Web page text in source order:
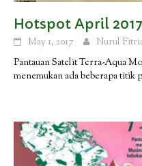
Hotspot April 2017
May 1, 2017 Nurul
Pantauan Satelit Terra-Aqua
menemukan ada beberapa titik